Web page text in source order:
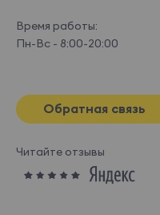
Время работы:
Пн-Вс - 8:00-20:00
Обратная связь
Читайте отзывы